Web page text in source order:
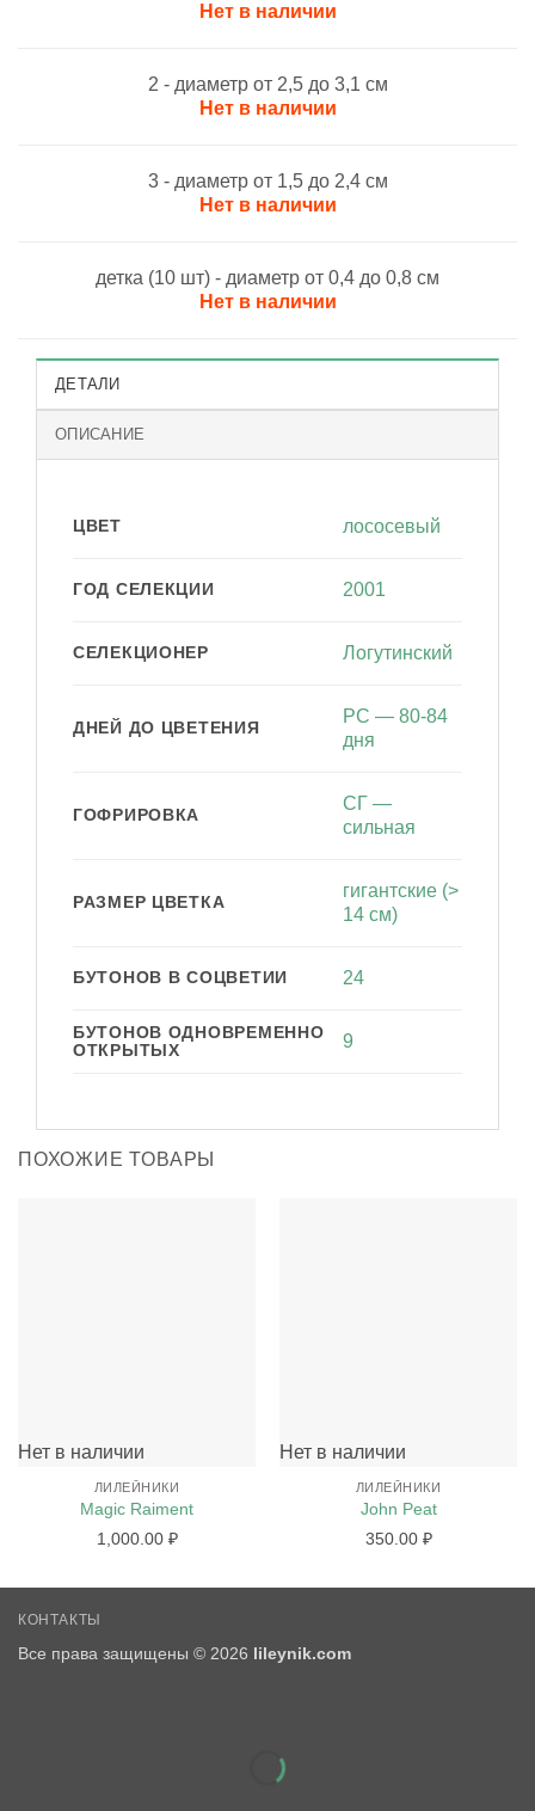
Нет в наличии
2 - диаметр от 2,5 до 3,1 см
Нет в наличии
3 - диаметр от 1,5 до 2,4 см
Нет в наличии
детка (10 шт) - диаметр от 0,4 до 0,8 см
Нет в наличии
ДЕТАЛИ
ОПИСАНИЕ
ЦВЕТ лососевый
ГОД СЕЛЕКЦИИ 2001
СЕЛЕКЦИОНЕР Логутинский
ДНЕЙ ДО ЦВЕТЕНИЯ
РС — 80-84
дня
ГОФРИРОВКА
СГ —
сильная
РАЗМЕР ЦВЕТКА
гигантские (>
14 см)
БУТОНОВ В СОЦВЕТИИ 24
БУТОНОВ ОДНОВРЕМЕННО
ОТКРЫТЫХ
9
ПОХОЖИЕ ТОВАРЫ
Нет в наличии
ЛИЛЕЙНИКИ
Magic Raiment
1,000.00 ₽
Нет в наличии
ЛИЛЕЙНИКИ
John Peat
350.00 ₽
КОНТАКТЫ
Все права защищены © 2026 lileynik.com